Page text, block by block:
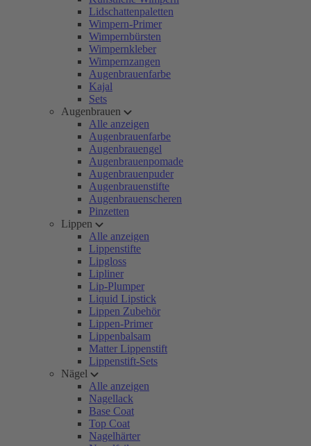
Lidschattenpaletten
Wimpern-Primer
Wimpernbürsten
Wimpernkleber
Wimpernzangen
Augenbrauenfarbe
Kajal
Sets
Augenbrauen
Alle anzeigen
Augenbrauenfarbe
Augenbrauengel
Augenbrauenpomade
Augenbrauenpuder
Augenbrauenstifte
Augenbrauenscheren
Pinzetten
Lippen
Alle anzeigen
Lippenstifte
Lipgloss
Lipliner
Lip-Plumper
Liquid Lipstick
Lippen Zubehör
Lippen-Primer
Lippenbalsam
Matter Lippenstift
Lippenstift-Sets
Nägel
Alle anzeigen
Nagellack
Base Coat
Top Coat
Nagelhärter